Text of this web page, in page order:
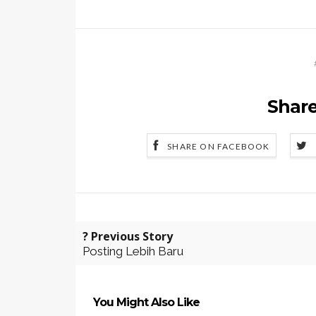
SHARE ON FACEBOOK
? Previous Story
Posting Lebih Baru
You Might Also Like